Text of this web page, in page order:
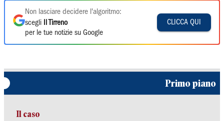
Non lasciare decidere l'algoritmo:
scegli
Il Tirreno
per le tue notizie su Google
CLICCA QUI
Primo piano
Il caso